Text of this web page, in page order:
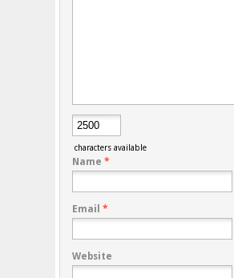
characters available
Name *
Email *
Website